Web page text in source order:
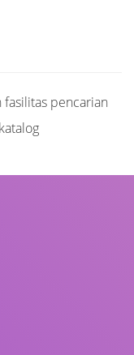
fasilitas pencarian